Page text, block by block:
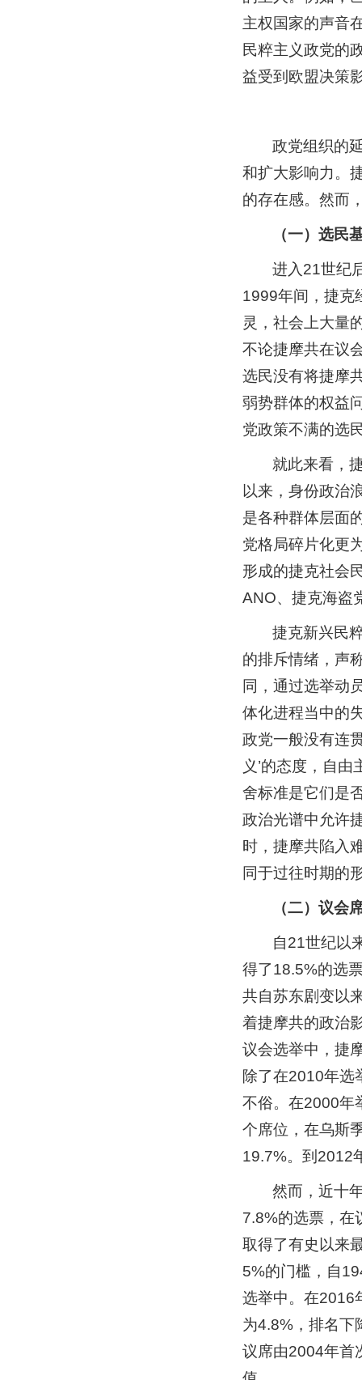
主权国家的声音
民粹主义政党的
益受到欧盟决策
政党组织的
和扩大影响力。
的存在感。然而
（一）选民
进入21世纪
1999年间，捷克
灵，社会上大量
不论捷摩共在议
选民没有将捷摩
弱势群体的权益
党政策不满的选
就此来看，
以来，身份政治
是各种群体层面
党格局碎片化更
形成的捷克社会
ANO、捷克海盗
捷克新兴民
的排斥情绪，声
同，通过选举动
体化进程当中的
政党一般没有连
义’的态度，自
舍标准是它们是
政治光谱中允许
时，捷摩共陷入
同于过往时期的
（二）议会
自21世纪以
得了18.5%的选
共自苏东剧变以
着捷摩共的政治
议会选举中，捷
除了在2010年选
不俗。在2000年
个席位，在乌斯
19.7%。到2012
然而，近十
7.8%的选票，在
取得了有史以来
5%的门槛，自
选举中。在2016
为4.8%，排名下
议席由2004年首